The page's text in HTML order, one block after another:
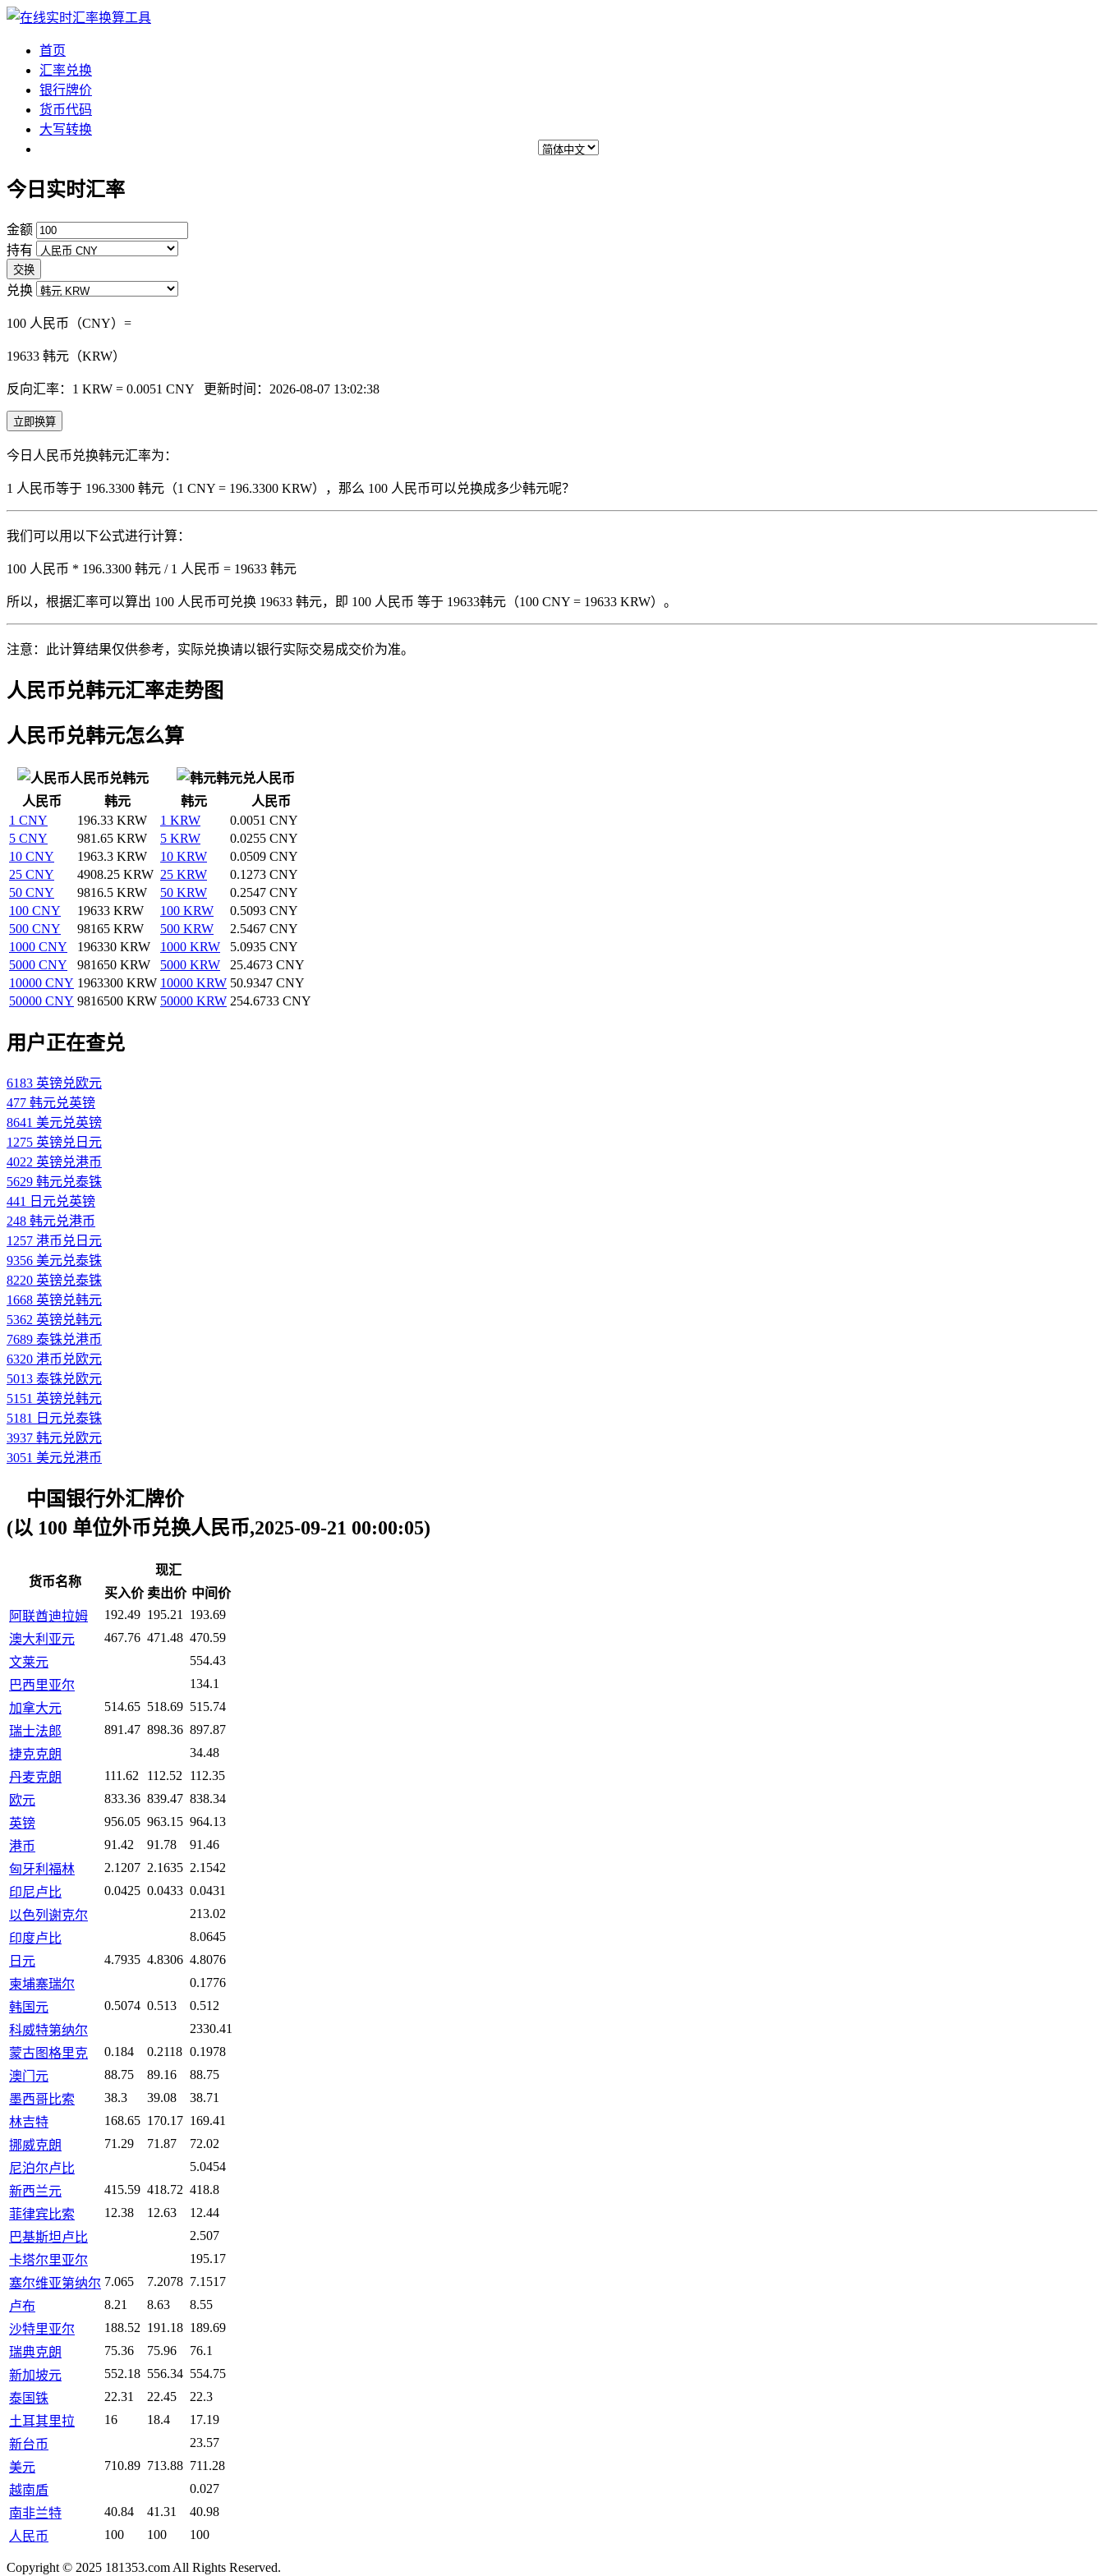
首页
汇率兑换
银行牌价
货币代码
大写转换
今日实时汇率
金额
持有
交换
兑换
100 人民币（CNY）=
19633 韩元（KRW）
反向汇率：1 KRW = 0.0051 CNY 更新时间：2026-08-07 13:02:38
立即换算
今日人民币兑换韩元汇率为：
1 人民币等于 196.3300 韩元（1 CNY = 196.3300 KRW），那么 100 人民币可以兑换成多少韩元呢？
我们可以用以下公式进行计算：
100 人民币 * 196.3300 韩元 / 1 人民币 = 19633 韩元
所以，根据汇率可以算出 100 人民币可兑换 19633 韩元，即 100 人民币 等于 19633韩元（100 CNY = 19633 KRW）。
注意：此计算结果仅供参考，实际兑换请以银行实际交易成交价为准。
人民币兑韩元汇率走势图
人民币兑韩元怎么算
人民币兑韩元
韩元兑人民币
人民币
韩元 韩元
人民币
1 CNY
196.33 KRW 1 KRW
0.0051 CNY
5 CNY
981.65 KRW 5 KRW
0.0255 CNY
10 CNY
1963.3 KRW 10 KRW
0.0509 CNY
25 CNY
4908.25 KRW 25 KRW
0.1273 CNY
50 CNY
9816.5 KRW 50 KRW
0.2547 CNY
100 CNY
19633 KRW 100 KRW
0.5093 CNY
500 CNY
98165 KRW 500 KRW
2.5467 CNY
1000 CNY
196330 KRW 1000 KRW
5.0935 CNY
5000 CNY
981650 KRW 5000 KRW
25.4673 CNY
10000 CNY 1963300 KRW 10000 KRW 50.9347 CNY
50000 CNY 9816500 KRW 50000 KRW 254.6733 CNY
用户正在查兑
6183 英镑兑欧元
477 韩元兑英镑
8641 美元兑英镑
1275 英镑兑日元
4022 英镑兑港币
5629 韩元兑泰铢
441 日元兑英镑
248 韩元兑港币
1257 港币兑日元
9356 美元兑泰铢
8220 英镑兑泰铢
1668 英镑兑韩元
5362 英镑兑韩元
7689 泰铢兑港币
6320 港币兑欧元
5013 泰铢兑欧元
5151 英镑兑韩元
5181 日元兑泰铢
3937 韩元兑欧元
3051 美元兑港币
中国银行外汇牌价
(以 100 单位外币兑换人民币,2025-09-21 00:00:05)
货币名称
现汇
买入价 卖出价 中间价
阿联酋迪拉姆
192.49 195.21
193.69
澳大利亚元
467.76 471.48 470.59
文莱元
554.43
巴西里亚尔
134.1
加拿大元
514.65 518.69 515.74
瑞士法郎
891.47 898.36 897.87
捷克克朗
34.48
丹麦克朗
111.62 112.52
112.35
欧元
833.36 839.47 838.34
英镑
956.05 963.15 964.13
港币
91.42 91.78
91.46
匈牙利福林
2.1207 2.1635 2.1542
印尼卢比
0.0425 0.0433 0.0431
以色列谢克尔
213.02
印度卢比
8.0645
日元
4.7935 4.8306 4.8076
柬埔寨瑞尔
0.1776
韩国元
0.5074 0.513
0.512
科威特第纳尔
2330.41
蒙古图格里克
0.184 0.2118 0.1978
澳门元
88.75 89.16
88.75
墨西哥比索
38.3 39.08
38.71
林吉特
168.65 170.17 169.41
挪威克朗
71.29 71.87
72.02
尼泊尔卢比
5.0454
新西兰元
415.59 418.72 418.8
菲律宾比索
12.38 12.63
12.44
巴基斯坦卢比
2.507
卡塔尔里亚尔
195.17
塞尔维亚第纳尔 7.065 7.2078 7.1517
卢布
8.21 8.63
8.55
沙特里亚尔
188.52 191.18 189.69
瑞典克朗
75.36 75.96
76.1
新加坡元
552.18 556.34 554.75
泰国铢
22.31 22.45
22.3
土耳其里拉
16 18.4
17.19
新台币
23.57
美元
710.89 713.88 711.28
越南盾
0.027
南非兰特
40.84 41.31
40.98
人民币
100 100 100
Copyright © 2025 181353.com All Rights Reserved.